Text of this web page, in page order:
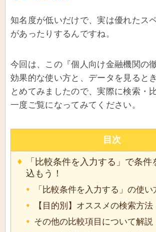
知名度が低いだけで、実は優れたス
があったりするんですね。
今回は、この『個人向け金融機関の
効果的な使い方と、データを見ると
とめてみましたので、実際に検索・
一度ご覧になってみてください。
目次
「比較条件を入力する」で条件
込もう！
「比較条件を入力する」の使い
【目的別】オススメの検索方法
その他の比較項目について解説